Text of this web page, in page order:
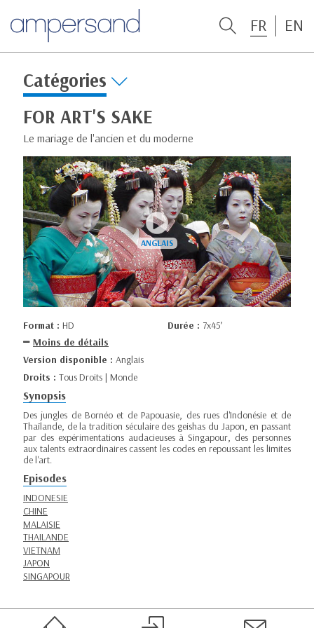
FR EN
Catégories
FOR ART'S SAKE
Le mariage de l'ancien et du moderne
Format : HD Durée : 7x45’
Moins de détails
Version disponible : Anglais
Droits : Tous Droits | Monde
Synopsis
Des jungles de Bornéo et de Papouasie, des rues d'Indonésie et de
Thaïlande, de la tradition séculaire des geishas du Japon, en passant
par des expérimentations audacieuses à Singapour, des personnes
aux talents extraordinaires cassent les codes en repoussant les limites
de l'art.
Episodes
INDONESIE
CHINE
MALAISIE
THAILANDE
VIETNAM
JAPON
SINGAPOUR